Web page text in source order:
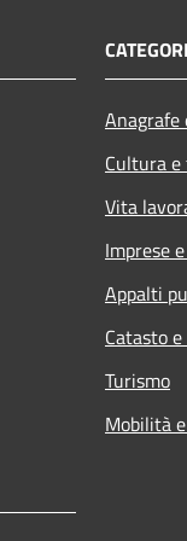
Cultura
Vita
Imprese
Appalti
Catasto
Turismo
Mobilità